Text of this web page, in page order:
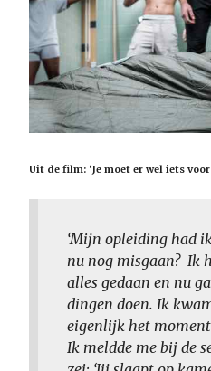
Uit de film: ‘Je moet er wel iets voor
‘Mijn opleiding had
nu nog misgaan? Ik
alles gedaan en nu
dingen doen. Ik
eigenlijk het
Ik meldde me bij de